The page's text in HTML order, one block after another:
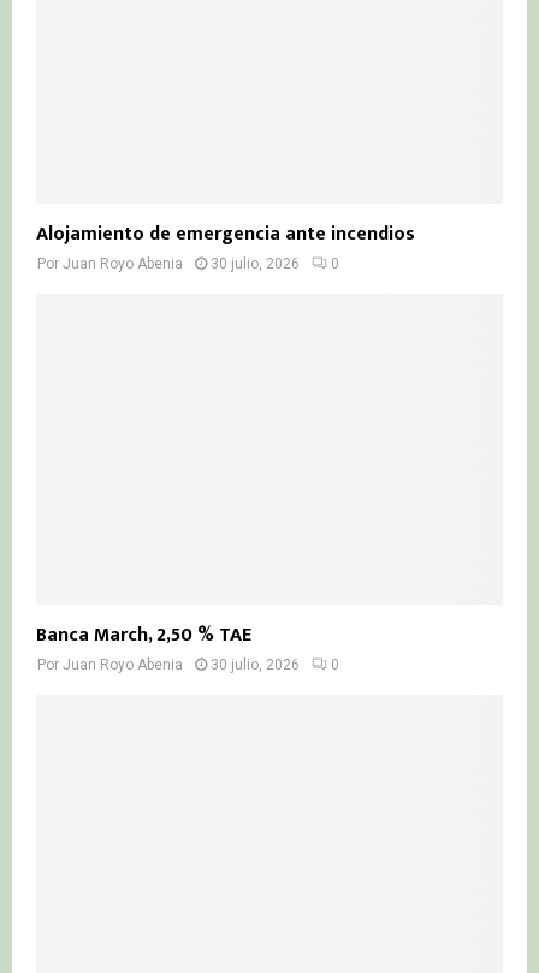
Alojamiento de emergencia ante incendios
Por Juan Royo Abenia 30 julio, 2026 0
Banca March, 2,50 % TAE
Por Juan Royo Abenia 30 julio, 2026 0